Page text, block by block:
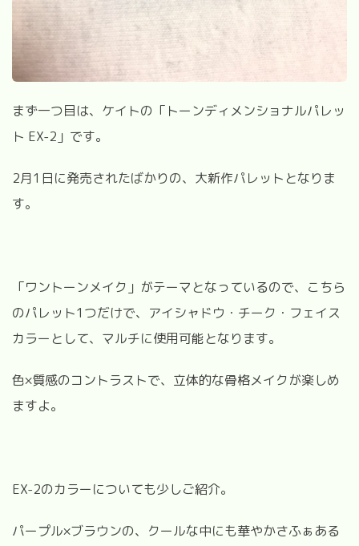
まず一つ目は、ケイトの「トーンディメンショナルパレッ
ト EX-2」です。
2月1日に発売されたばかりの、大新作パレットとなりま
す。
「ワントーンメイク」がテーマとなっているので、こちら
のパレット1つだけで、アイシャドウ・チーク・フェイス
カラーとして、マルチに使用可能となります。
色×質感のコントラストで、立体的な骨格メイクが楽しめ
ますよ。
EX-2のカラーについても少しご紹介。
パープル×ブラウンの、クールな中にも華やかさふぁある